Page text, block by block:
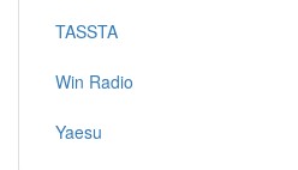
TASSTA
Win Radio
Yaesu